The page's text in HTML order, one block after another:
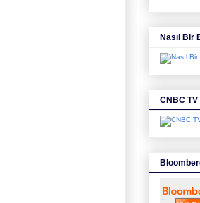
Nasıl Bir
CNBC TV